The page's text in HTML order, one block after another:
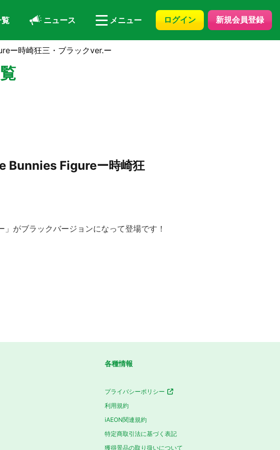
ニュース メニュー ログイン 新規会員登録
ー時崎狂三・ブラックver.ー
Figureー時崎狂
がブラックバージョンになって登場です！
各種情報
プライバシーポリシー
利用規約
iAEON関連規約
特定商取引法に基づく表記
獲得景品の取り扱いについて